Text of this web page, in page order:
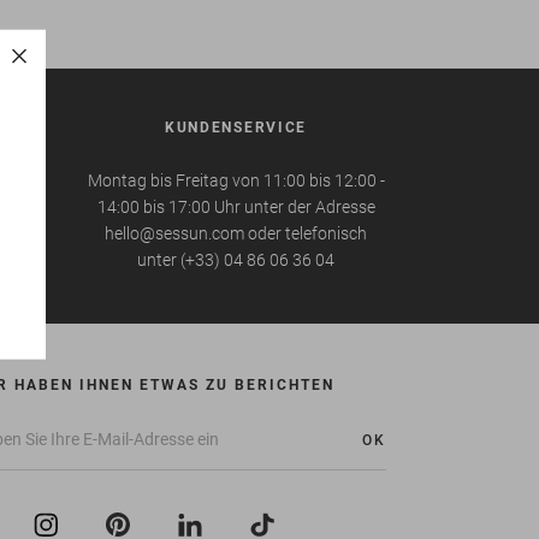
KUNDENSERVICE
Montag bis Freitag von 11:00 bis 12:00 -
14:00 bis 17:00 Uhr unter der Adresse
hello@sessun.com oder telefonisch
unter (+33) 04 86 06 36 04
HABEN IHNEN ETWAS ZU BERICHTEN
OK